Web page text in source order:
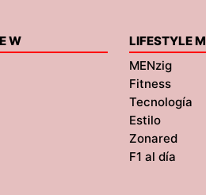
W
LIFESTYLE M
MENzig
Fitness
Tecnología
Estilo
Zonared
F1 al día